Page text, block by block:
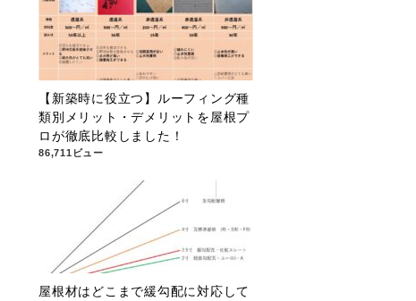
【新築時に役立つ】ルーフィング種
類別メリット・デメリットを屋根プ
ロが徹底比較しました！
86,711ビュー
屋根材はどこまで緩勾配に対応して